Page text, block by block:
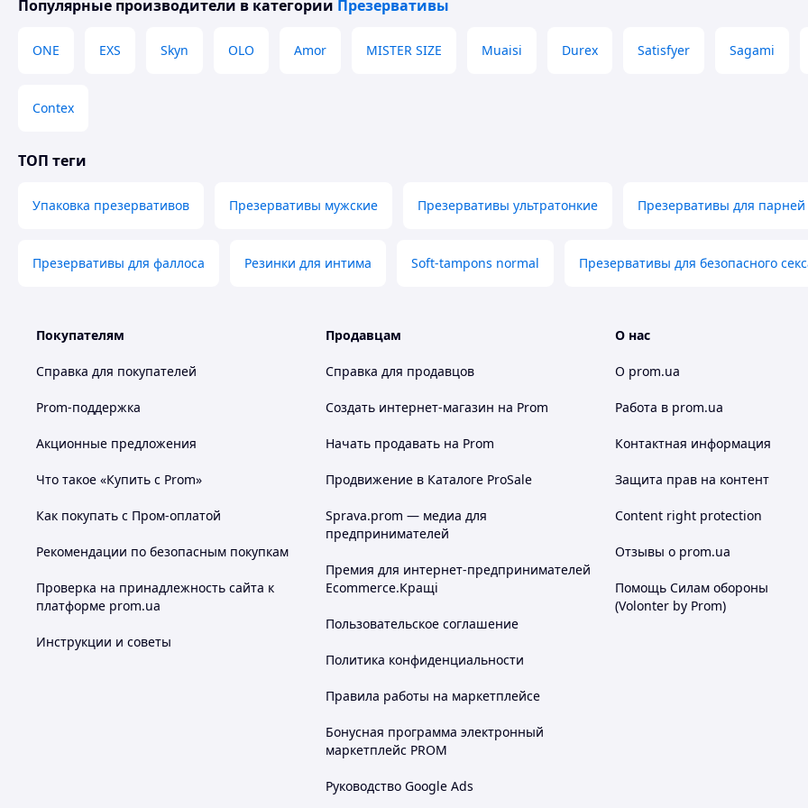
Популярные производители в категории Презервативы
ONE EXS Skyn OLO Amor MISTER SIZE Muaisi Durex Satisfyer Sagami
Contex
ТОП теги
Упаковка презервативов Презервативы мужские Презервативы ультратонкие Презервативы для парней
Презервативы для фаллоса Резинки для интима Soft-tampons normal Презервативы для безопасного
Покупателям
Справка для покупателей
Prom-поддержка
Акционные предложения
Что такое «Купить с Prom»
Как покупать с Пром-оплатой
Рекомендации по безопасным покупкам
Проверка на принадлежность сайта к
платформе prom.ua
Инструкции и советы
Продавцам
Справка для продавцов
Создать интернет-магазин на Prom
Начать продавать на Prom
Продвижение в Каталоге ProSale
Sprava.prom — медиа для
предпринимателей
Премия для интернет-предпринимателей
Ecommerce.Кращі
Пользовательское соглашение
Политика конфиденциальности
Правила работы на маркетплейсе
Бонусная программа электронный
маркетплейс PROM
Руководство Google Ads
О нас
О prom.ua
Работа в prom.ua
Контактная информация
Защита прав на контент
Content right protection
Отзывы о prom.ua
Помощь Силам обороны
(Volonter by Prom)